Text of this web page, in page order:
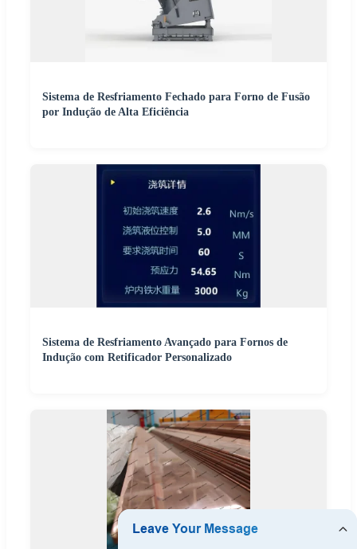
Sistema de Resfriamento Fechado para Forno de Fusão
por Indução de Alta Eficiência
Sistema de Resfriamento Avançado para Fornos de
Indução com Retificador Personalizado